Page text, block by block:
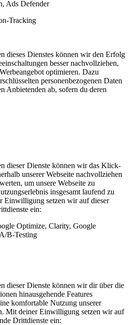
Ads Defender
Tracking
dieses Dienstes können wir den Erfolg
besser nachvollziehen,
optimieren. Dazu
personenbezogenen Daten
Anbietenden ab, sofern du deren
dieser Dienste können wir das Klick-
unserer Webseite nachvollziehen
um unsere Webseite zu
insgesamt laufend zu
Einwilligung setzen wir auf dieser
ein:
Optimize, Clarity, Google
B-Testing
dieser Dienste können wir dir über die
hinausgehende Features
komfortable Nutzung unserer
Mit deiner Einwilligung setzen wir auf
Drittdienste ein: